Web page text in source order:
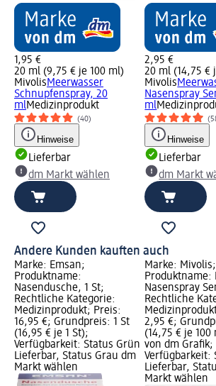
1,95 €
20 ml (9,75 € je 100 ml)
MivolisMeerwasser
Schnupfenspray, 20
mlMedizinprodukt
(40)
Hinweise
Lieferbar
dm Markt wählen
2,95 €
20 ml (14,75 €
Mivolis
Nasenspray
ml
Hinweise
Lieferbar
dm Markt
Andere Kunden kauften auch
Marke: Emsan;
Produktname:
Nasendusche, 1 St;
Rechtliche Kategorie:
Medizinprodukt; Preis:
16,95 €; Grundpreis: 1 St
(16,95 € je 1 St);
Verfügbarkeit: Status Grün
Lieferbar, Status Grau dm
Markt wählen
Marke: Mivolis;
Produktname:
Nasenspray
Rechtliche
2,95 €;
(14,75 € je
von dm Grafik;
Verfügbarkeit:
Lieferbar,
Markt wählen